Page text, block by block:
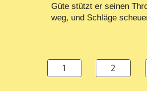
Güte stützt er seinen
weg, und Schläge
1 2